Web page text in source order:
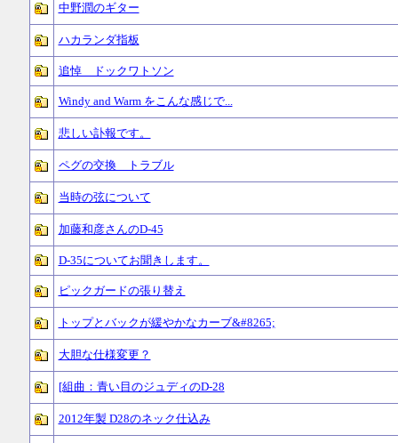
中野潤のギター
ハカランダ指板
追悼 ドックワトソン
Windy and Warm をこんな感じで...
悲しい訃報です。
ペグの交換 トラブル
当時の弦について
加藤和彦さんのD-45
D-35についてお聞きします。
ピックガードの張り替え
トップとバックが緩やかなカーブ&#8265;
大胆な仕様変更？
[組曲：青い目のジュディのD-28
2012年製 D28のネック仕込み